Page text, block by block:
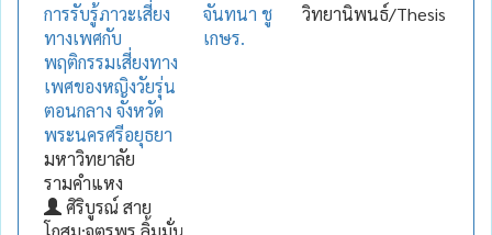
การรับรู้ภาวะเสี่ยง
ทางเพศกับ
พฤติกรรมเสี่ยงทาง
เพศของหญิงวัยรุ่น
ตอนกลาง จังหวัด
พระนครศรีอยุธยา
มหาวิทยาลัย
รามคำแหง
ศิริบูรณ์ สาย
จันทนา ชู
เกษร.
วิทยานิพนธ์/Thesis